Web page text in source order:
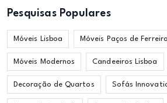
Pesquisas Populares
Móveis Lisboa Móveis Paços de Ferreira
Móveis Modernos Candeeiros Lisboa
Decoração de Quartos Sofás